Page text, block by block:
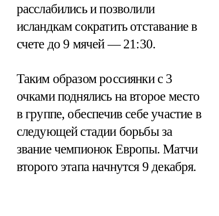
расслабились и позволили
исландкам сократить отставание в
счете до 9 мячей — 21:30.
Таким образом россиянки с 3
очками поднялись на второе место
в группе, обеспечив себе участие в
следующей стадии борьбы за
звание чемпионок Европы. Матчи
второго этапа начнутся 9 декабря.